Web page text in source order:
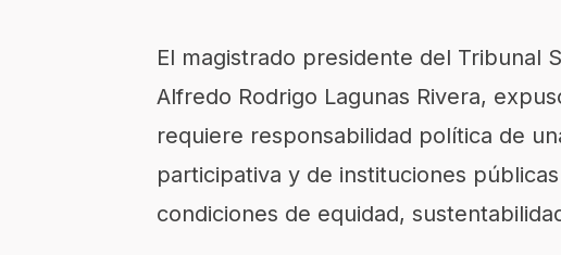
El magistrado presidente del Tribunal
Alfredo Rodrigo Lagunas Rivera,
requiere responsabilidad política de
participativa y de instituciones
condiciones de equidad,